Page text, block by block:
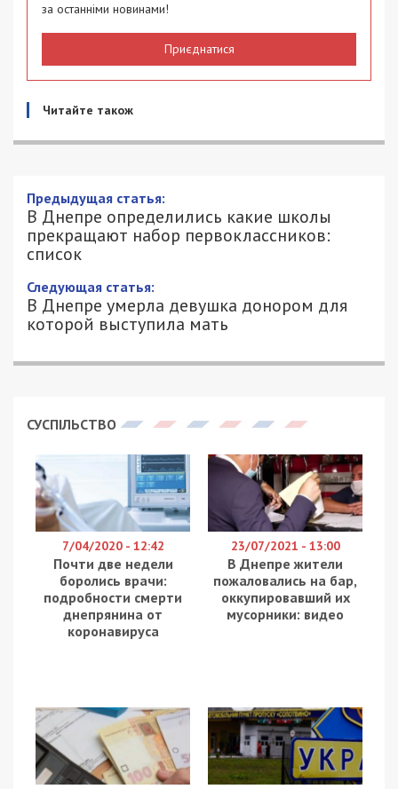
за останніми новинами!
Приєднатися
Читайте також
Предыдущая статья:
В Днепре определились какие школы
прекращают набор первоклассников:
список
Следующая статья:
В Днепре умерла девушка донором для
которой выступила мать
СУСПІЛЬСТВО
7/04/2020 - 12:42
Почти две недели
боролись врачи:
подробности смерти
днепрянина от
коронавируса
23/07/2021 - 13:00
В Днепре жители
пожаловались на бар,
оккупировавший их
мусорники: видео